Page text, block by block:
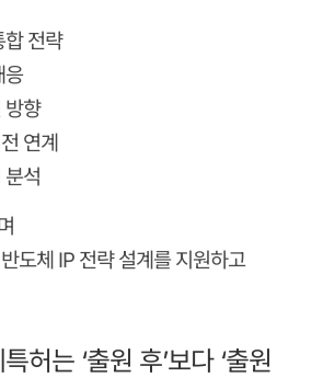
합 전략
응
방향
연계
분석
도체 IP 전략 설계를 지원하고
허는 ‘출원 후’보다 ‘출원